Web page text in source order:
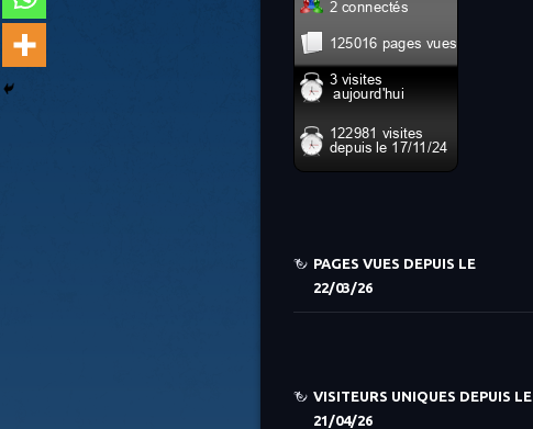
PAGES VUES DEPUIS LE
22/03/26
VISITEURS UNIQUES DEPUIS LE
21/04/26